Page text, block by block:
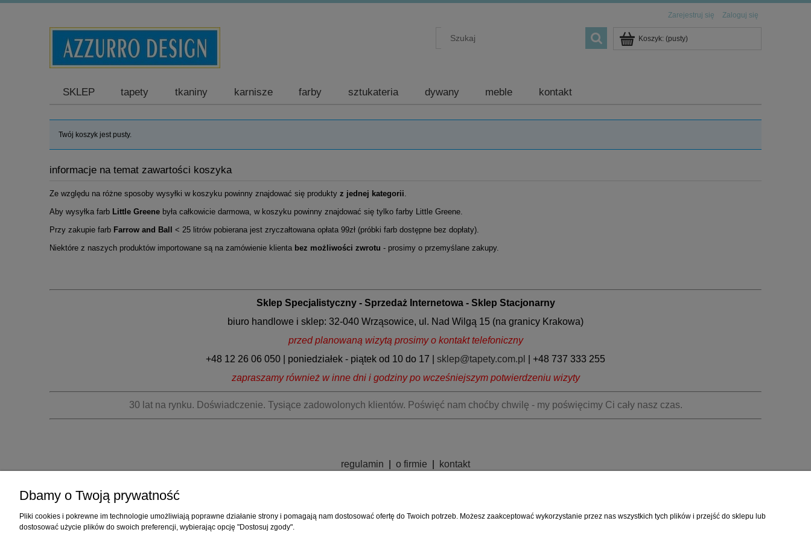
Zarejestruj się Zaloguj się
Koszyk: (pusty)
SKLEP tapety tkaniny karnisze farby sztukateria dywany meble kontakt
Twój koszyk jest pusty.
informacje na temat zawartości koszyka
Ze względu na różne sposoby wysyłki w koszyku powinny znajdować się produkty z jednej kategorii.
Aby wysyłka farb Little Greene była całkowicie darmowa, w koszyku powinny znajdować się tylko farby Little Greene.
Przy zakupie farb Farrow and Ball < 25 litrów pobierana jest zryczałtowana opłata 99zł (próbki farb dostępne bez dopłaty).
Niektóre z naszych produktów importowane są na zamówienie klienta bez możliwości zwrotu - prosimy o przemyślane zakupy.
Sklep Specjalistyczny - Sprzedaż Internetowa - Sklep Stacjonarny
biuro handlowe i sklep: 32-040 Wrząsowice, ul. Nad Wilgą 15 (na granicy Krakowa)
przed planowaną wizytą prosimy o kontakt telefoniczny
+48 12 26 06 050 | poniedziałek - piątek od 10 do 17 | sklep@tapety.com.pl
| +48 737 333 255
zapraszamy również w inne dni i godziny po wcześniejszym potwierdzeniu wizyty
30 lat na rynku. Doświadczenie. Tysiące zadowolonych klientów. Poświęć nam choćby chwilę - my poświęcimy Ci cały nasz czas.
regulamin o firmie kontakt
Dbamy o Twoją prywatność
Pliki cookies i pokrewne im technologie umożliwiają poprawne działanie strony i pomagają nam dostosować ofertę do Twoich potrzeb. Możesz zaakceptować wykorzystanie przez nas wszystkich tych plików i przejść do sklepu lub
dostosować użycie plików do swoich preferencji, wybierając opcję "Dostosuj zgody".